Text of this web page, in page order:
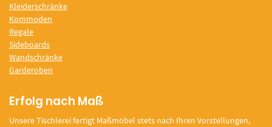
Kleiderschränke
Kommoden
Regale
Sideboards
Wandschränke
Garderoben
Erfolg nach Maß
Unsere Tischlerei fertigt Maßmöbel stets nach Ihren Vorstellungen,